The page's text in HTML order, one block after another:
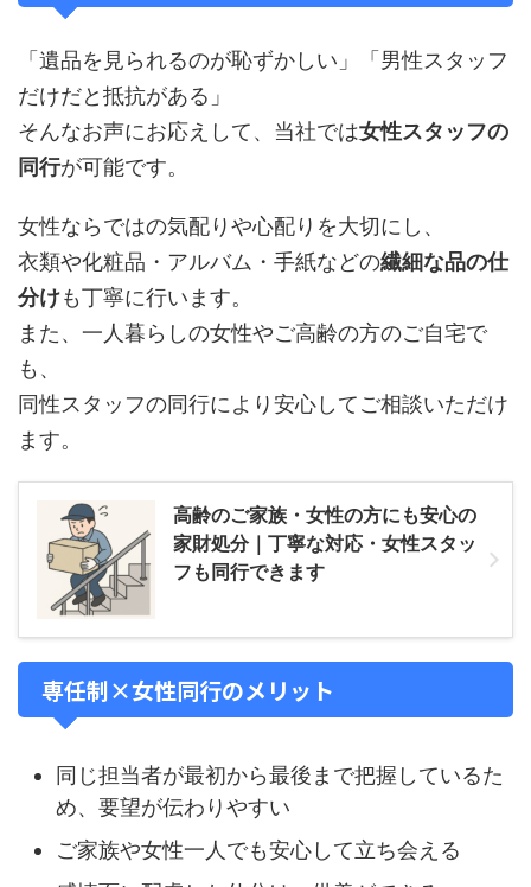
「遺品を見られるのが恥ずかしい」「男性スタッフ
だけだと抵抗がある」
そんなお声にお応えして、当社では女性スタッフの
同行が可能です。
女性ならではの気配りや心配りを大切にし、
衣類や化粧品・アルバム・手紙などの繊細な品の仕
分けも丁寧に行います。
また、一人暮らしの女性やご高齢の方のご自宅で
も、
同性スタッフの同行により安心してご相談いただけ
ます。
高齢のご家族・女性の方にも安心の
家財処分｜丁寧な対応・女性スタッ
フも同行できます
専任制×女性同行のメリット
同じ担当者が最初から最後まで把握しているた
め、要望が伝わりやすい
ご家族や女性一人でも安心して立ち会える